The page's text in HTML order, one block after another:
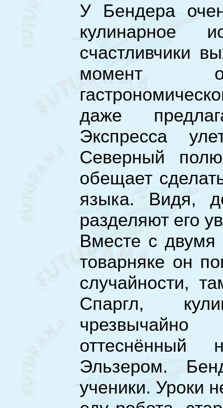
У Бендера
кулинарное
счастливчики
момент
даже
Экспресса
Северный
обещает
языка. Видя,
разделяют его
Вместе с двумя
товарняке он
случайности,
Спаргл,
оттеснённый
Эльзером.
ученики. Уроки